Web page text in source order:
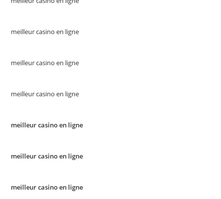
meilleur casino en ligne
meilleur casino en ligne
meilleur casino en ligne
meilleur casino en ligne
meilleur casino en ligne
meilleur casino en ligne